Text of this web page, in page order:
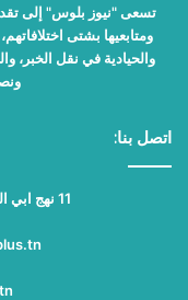
تسعى "نيوز بلوس" إلى
ومتابعيها بشتى
والحيادية في نقل الخبر،
اتصل بنا:
11 نهج ابي الحسن الحضرمي- منوبة - تونس